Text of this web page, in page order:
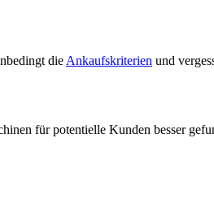
dieAnkaufskriterien und
für potentielle Kunden besser